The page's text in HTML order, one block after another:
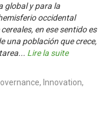
global y para la
occidental
en ese sentido es
una población que crece,
... Lire la suite
Innovation,